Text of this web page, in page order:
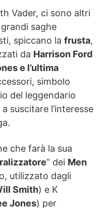
Vader, ci sono altri
saghe
spiccano la frusta,
da Harrison Ford
e l’ultima
simbolo
del leggendario
suscitare l’interesse
che farà la sua
” dei Men
utilizzato dagli
Smith) e K
Jones) per